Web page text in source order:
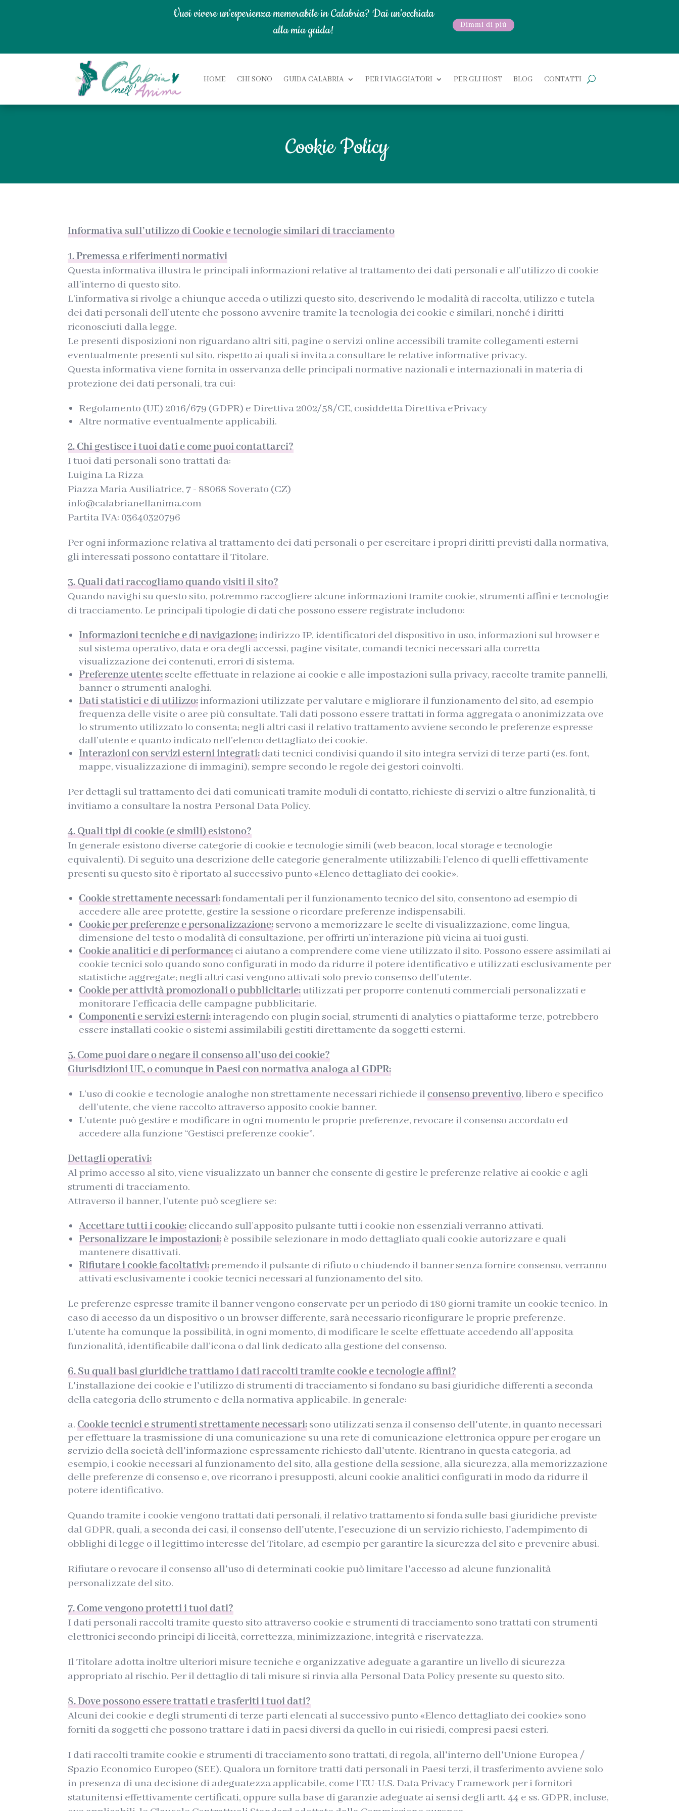
Vuoi vivere un'esperienza memorabile in Calabria? Dai un'occhiata
alla mia guida!
Dimmi di più
HOME CHI SONO GUIDA CALABRIA PER I VIAGGIATORI PER GLI HOST BLOG CONTATTI
Cookie Policy
Informativa sull’utilizzo di Cookie e tecnologie similari di tracciamento
1. Premessa e riferimenti normativi
Questa informativa illustra le principali informazioni relative al trattamento dei dati personali e all’utilizzo di cookie
all’interno di questo sito.
L’informativa si rivolge a chiunque acceda o utilizzi questo sito, descrivendo le modalità di raccolta, utilizzo e tutela
dei dati personali dell’utente che possono avvenire tramite la tecnologia dei cookie e similari, nonché i diritti
riconosciuti dalla legge.
Le presenti disposizioni non riguardano altri siti, pagine o servizi online accessibili tramite collegamenti esterni
eventualmente presenti sul sito, rispetto ai quali si invita a consultare le relative informative privacy.
Questa informativa viene fornita in osservanza delle principali normative nazionali e internazionali in materia di
protezione dei dati personali, tra cui:
Regolamento (UE) 2016/679 (GDPR) e Direttiva 2002/58/CE, cosiddetta Direttiva ePrivacy
Altre normative eventualmente applicabili.
2. Chi gestisce i tuoi dati e come puoi contattarci?
I tuoi dati personali sono trattati da:
Luigina La Rizza
Piazza Maria Ausiliatrice, 7 - 88068 Soverato (CZ)
info@calabrianellanima.com
Partita IVA: 03640320796
Per ogni informazione relativa al trattamento dei dati personali o per esercitare i propri diritti previsti dalla normativa,
gli interessati possono contattare il Titolare.
3. Quali dati raccogliamo quando visiti il sito?
Quando navighi su questo sito, potremmo raccogliere alcune informazioni tramite cookie, strumenti affini e tecnologie
di tracciamento. Le principali tipologie di dati che possono essere registrate includono:
Informazioni tecniche e di navigazione: indirizzo IP, identificatori del dispositivo in uso, informazioni sul browser e
sul sistema operativo, data e ora degli accessi, pagine visitate, comandi tecnici necessari alla corretta
visualizzazione dei contenuti, errori di sistema.
Preferenze utente: scelte effettuate in relazione ai cookie e alle impostazioni sulla privacy, raccolte tramite pannelli,
banner o strumenti analoghi.
Dati statistici e di utilizzo: informazioni utilizzate per valutare e migliorare il funzionamento del sito, ad esempio
frequenza delle visite o aree più consultate. Tali dati possono essere trattati in forma aggregata o anonimizzata ove
lo strumento utilizzato lo consenta; negli altri casi il relativo trattamento avviene secondo le preferenze espresse
dall’utente e quanto indicato nell’elenco dettagliato dei cookie.
Interazioni con servizi esterni integrati: dati tecnici condivisi quando il sito integra servizi di terze parti (es. font,
mappe, visualizzazione di immagini), sempre secondo le regole dei gestori coinvolti.
Per dettagli sul trattamento dei dati comunicati tramite moduli di contatto, richieste di servizi o altre funzionalità, ti
invitiamo a consultare la nostra Personal Data Policy.
4. Quali tipi di cookie (e simili) esistono?
In generale esistono diverse categorie di cookie e tecnologie simili (web beacon, local storage e tecnologie
equivalenti). Di seguito una descrizione delle categorie generalmente utilizzabili; l’elenco di quelli effettivamente
presenti su questo sito è riportato al successivo punto «Elenco dettagliato dei cookie».
Cookie strettamente necessari:fondamentali per il funzionamento tecnico del sito, consentono ad esempio di
accedere alle aree protette, gestire la sessione o ricordare preferenze indispensabili.
Cookie per preferenze e personalizzazione: servono a memorizzare le scelte di visualizzazione, come lingua,
dimensione del testo o modalità di consultazione, per offrirti un’interazione più vicina ai tuoi gusti.
Cookie analitici e di performance: ci aiutano a comprendere come viene utilizzato il sito. Possono essere assimilati ai
cookie tecnici solo quando sono configurati in modo da ridurre il potere identificativo e utilizzati esclusivamente per
statistiche aggregate; negli altri casi vengono attivati solo previo consenso dell’utente.
Cookie per attività promozionali o pubblicitarie:utilizzati per proporre contenuti commerciali personalizzati e
monitorare l’efficacia delle campagne pubblicitarie.
Componenti e servizi esterni: interagendo con plugin social, strumenti di analytics o piattaforme terze, potrebbero
essere installati cookie o sistemi assimilabili gestiti direttamente da soggetti esterni.
5. Come puoi dare o negare il consenso all’uso dei cookie?
GiurisdizioniUE,o comunque in Paesi con normativa analoga al GDPR:
L’uso di cookie e tecnologie analoghe non strettamente necessari richiede ilconsenso preventivo, libero e specifico
dell’utente, che viene raccolto attraverso apposito cookie banner.
L’utente può gestire e modificare in ogni momento le proprie preferenze, revocare il consenso accordato ed
accedere alla funzione “Gestisci preferenze cookie”.
Dettagli operativi:
Al primo accesso al sito, viene visualizzato un banner che consente di gestire le preferenze relative ai cookie e agli
strumenti di tracciamento.
Attraverso il banner, l’utente può scegliere se:
Accettare tutti i cookie: cliccando sull’apposito pulsante tutti i cookie non essenziali verranno attivati.
Personalizzare le impostazioni: è possibile selezionare in modo dettagliato quali cookie autorizzare e quali
mantenere disattivati.
Rifiutare i cookie facoltativi:premendo il pulsante di rifiuto o chiudendo il banner senza fornire consenso, verranno
attivati esclusivamente i cookie tecnici necessari al funzionamento del sito.
Le preferenze espresse tramite il banner vengono conservate per un periodo di 180 giorni tramite un cookie tecnico. In
caso di accesso da un dispositivo o un browser differente, sarà necessario riconfigurare le proprie preferenze.
L’utente ha comunque la possibilità, in ogni momento, di modificare le scelte effettuate accedendo all’apposita
funzionalità, identificabile dall’icona o dal link dedicato alla gestione del consenso.
6. Su quali basi giuridiche trattiamo i dati raccolti tramite cookie e tecnologie affini?
L'installazione dei cookie e l'utilizzo di strumenti di tracciamento si fondano su basi giuridiche differenti a seconda
della categoria dello strumento e della normativa applicabile. In generale:
Cookie tecnici e strumenti strettamente necessari: sono utilizzati senza il consenso dell'utente, in quanto necessari
per effettuare la trasmissione di una comunicazione su una rete di comunicazione elettronica oppure per erogare un
servizio della società dell'informazione espressamente richiesto dall'utente. Rientrano in questa categoria, ad
esempio, i cookie necessari al funzionamento del sito, alla gestione della sessione, alla sicurezza, alla memorizzazione
delle preferenze di consenso e, ove ricorrano i presupposti, alcuni cookie analitici configurati in modo da ridurre il
potere identificativo.
Quando tramite i cookie vengono trattati dati personali, il relativo trattamento si fonda sulle basi giuridiche previste
dal GDPR, quali, a seconda dei casi, il consenso dell'utente, l'esecuzione di un servizio richiesto, l'adempimento di
obblighi di legge o il legittimo interesse del Titolare, ad esempio per garantire la sicurezza del sito e prevenire abusi.
Rifiutare o revocare il consenso all'uso di determinati cookie può limitare l'accesso ad alcune funzionalità
personalizzate del sito.
7. Come vengono protetti i tuoi dati?
I dati personali raccolti tramite questo sito attraverso cookie e strumenti di tracciamento sono trattati con strumenti
elettronici secondo principi di liceità, correttezza, minimizzazione, integrità e riservatezza.
Il Titolare adotta inoltre ulteriori misure tecniche e organizzative adeguate a garantire un livello di sicurezza
appropriato al rischio. Per il dettaglio di tali misure si rinvia alla Personal Data Policy presente su questo sito.
8. Dove possono essere trattati e trasferiti i tuoi dati?
Alcuni dei cookie e degli strumenti di terze parti elencati al successivo punto «Elenco dettagliato dei cookie» sono
forniti da soggetti che possono trattare i dati in paesi diversi da quello in cui risiedi, compresi paesi esteri.
I dati raccolti tramite cookie e strumenti di tracciamento sono trattati, di regola, all'interno dell'Unione Europea /
Spazio Economico Europeo (SEE). Qualora un fornitore tratti dati personali in Paesi terzi, il trasferimento avviene solo
in presenza di una decisione di adeguatezza applicabile, come l’EU-U.S. Data Privacy Framework per i fornitori
statunitensi effettivamente certificati, oppure sulla base di garanzie adeguate ai sensi degli artt. 44 e ss. GDPR, incluse,